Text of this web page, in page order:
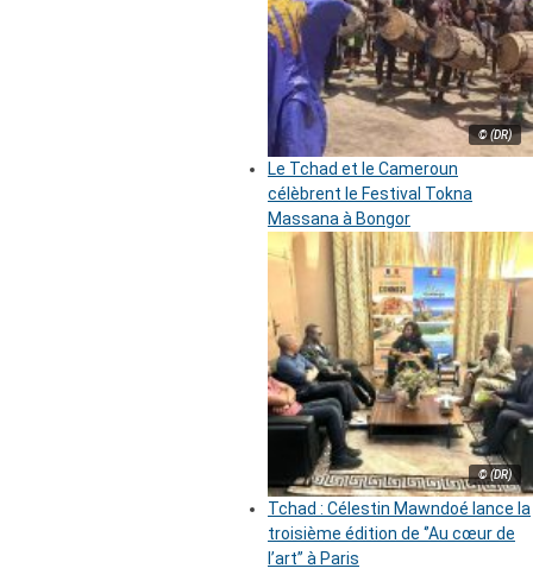
© (DR)
Le Tchad et le Cameroun
célèbrent le Festival Tokna
Massana à Bongor
© (DR)
Tchad : Célestin Mawndoé lance la
troisième édition de ‘’Au cœur de
l’art’’ à Paris